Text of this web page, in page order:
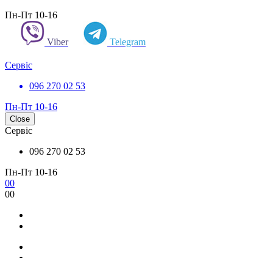
Пн-Пт 10-16
Viber Telegram
Сервіс
096 270 02 53
Пн-Пт 10-16
Close
Сервіс
096 270 02 53
Пн-Пт 10-16
00
00